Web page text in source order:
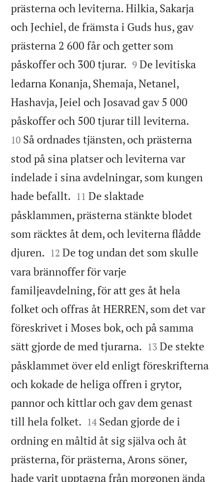
prästerna och leviterna. Hilkia, Sakarja
och Jechiel, de främsta i Guds hus, gav
prästerna 2 600 får och getter som
påskoffer och 300 tjurar. 

9 De levitiska
ledarna Konanja, Shemaja, Netanel,
Hashavja, Jeiel och Josavad gav 5 000
påskoffer och 500 tjurar till leviterna.
10 Så ordnades tjänsten, och prästerna
stod på sina platser och leviterna var
indelade i sina avdelningar, som kungen
hade befallt. 

11 De slaktade
påsklammen, prästerna stänkte blodet
som räcktes åt dem, och leviterna flådde
djuren. 

12 De tog undan det som skulle
vara brännoffer för varje
familjeavdelning, för att ges åt hela
folket och offras åt HERREN, som det var
föreskrivet i Moses bok, och på samma
sätt gjorde de med tjurarna. 

13 De stekte
påsklammet över eld enligt föreskrifterna
och kokade de heliga offren i grytor,
pannor och kittlar och gav dem genast
till hela folket. 

14 Sedan gjorde de i
ordning en måltid åt sig själva och åt
prästerna, för prästerna, Arons söner,
hade varit upptagna från morgonen ända